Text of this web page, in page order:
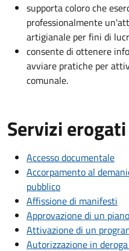
supporta coloro che
professionalmente
artigianale per fini di
consente di ottenere
avviare pratiche per
comunale.
Servizi erogati
Accesso documentale
Accorpamento al
pubblico
Affissione di manifesti
Approvazione di un
Attivazione di un
Autorizzazione in